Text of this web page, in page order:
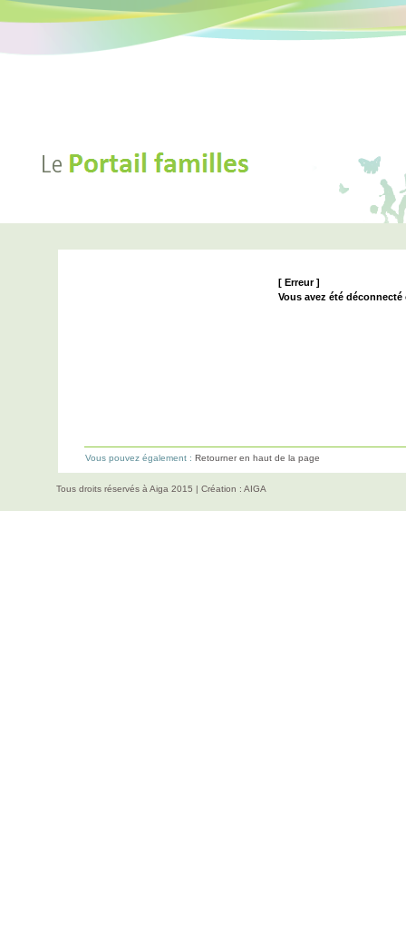
[ Erreur ]
Vous avez été
Vous pouvez également : Retourner en haut de la page
Tous droits réservés à Aiga 2015 | Création : AIGA